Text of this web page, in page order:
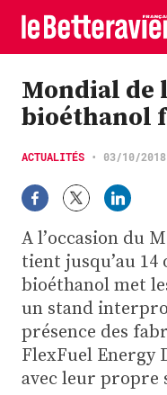
Actualités
Économie
Agronomie
Matériels
La technique
Pommes de
Guides
Chasse
Mondial de
bioéthanol
ACTUALITÉS • 03/10/2018
A l’occasion du
tient jusqu’au
bioéthanol met
un stand
présence des
FlexFuel Energy
avec leur propre